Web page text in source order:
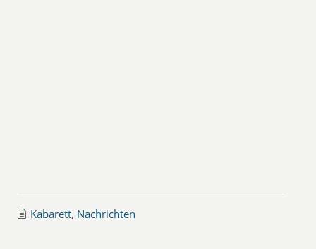
Kabarett, Nachrichten